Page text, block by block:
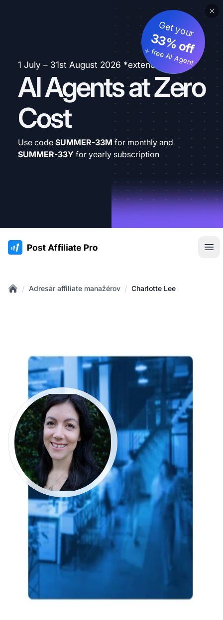
1 July – 31st August 2026 *extended
AI Agents at Zero
Cost
Get your
33% off
+ free AI Agent
Use code SUMMER-33M for monthly and
SUMMER-33Y for yearly subscription
:site.title
/ Adresár affiliate manažérov / Charlotte Lee